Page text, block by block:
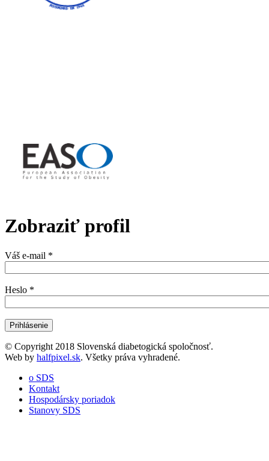
Zobraziť profil
Váš e-mail *
Heslo *
© Copyright 2018 Slovenská diabetogická spoločnosť.
Web by halfpixel.sk. Všetky práva vyhradené.
o SDS
Kontakt
Hospodársky poriadok
Stanovy SDS